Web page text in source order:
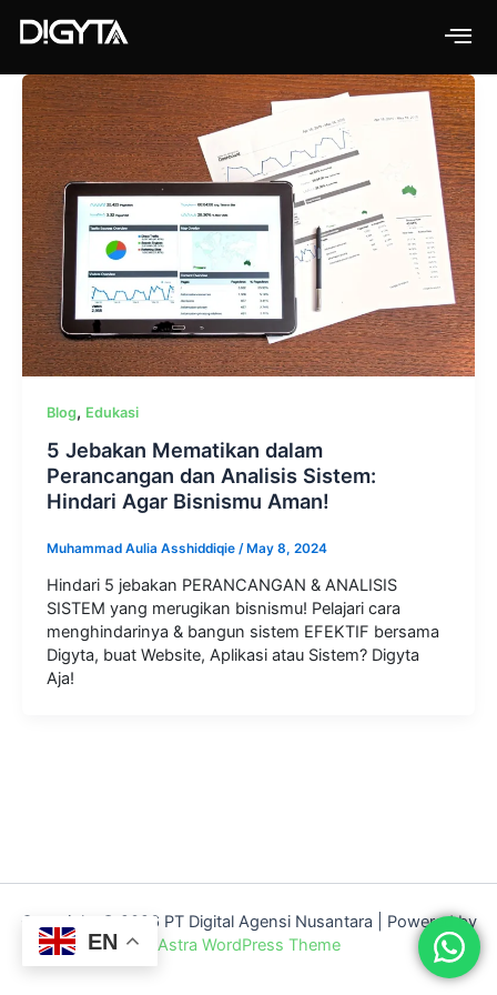
Blog, Edukasi
5 Jebakan Mematikan dalam
Perancangan dan Analisis Sistem:
Hindari Agar Bisnismu Aman!
Muhammad Aulia Asshiddiqie / May 8, 2024
Hindari 5 jebakan PERANCANGAN & ANALISIS
SISTEM yang merugikan bisnismu! Pelajari cara
menghindarinya & bangun sistem EFEKTIF bersama
Digyta, buat Website, Aplikasi atau Sistem? Digyta
Aja!
Copyright © 2026 PT Digital Agensi Nusantara | Powered by
Astra WordPress Theme
EN